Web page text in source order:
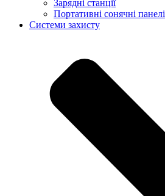
Зарядні станції
Портативні сонячні панелі
Системи захисту